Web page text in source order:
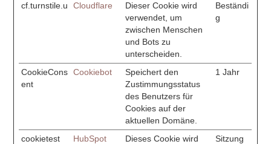
cf.turnstile.u Cloudflare
Dieser Cookie wird
verwendet, um
zwischen Menschen
und Bots zu
unterscheiden.
Beständi
g
CookieCons
ent
Cookiebot
Speichert den
Zustimmungsstatus
des Benutzers für
Cookies auf der
aktuellen Domäne.
1 Jahr
cookietest HubSpot
Dieses Cookie wird
Sitzung